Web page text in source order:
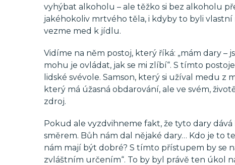
vyhýbat alkoholu – ale těžko si bez alkoholu
jakéhokoliv mrtvého těla, i kdyby to byli vlastní
vezme med k jídlu.
Vidíme na něm postoj, který říká: „mám dary –
mohu je ovládat, jak se mi zlíbí“. S tímto
lidské svévole. Samson, který si užíval medu z
který má úžasná obdarování, ale ve svém,
zdroj.
Pokud ale vyzdvihneme fakt, že tyto dary
směrem. Bůh nám dal nějaké dary… Kdo je to
nám mají být dobré? S tímto přístupem by se
zvláštním určením“. To by byl právě ten úkol